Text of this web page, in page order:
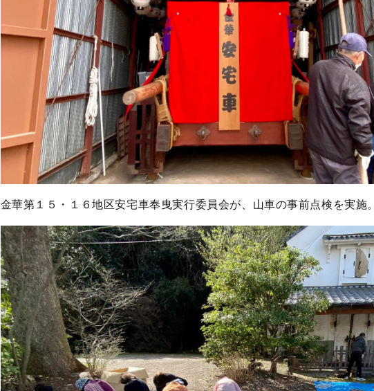
金華第１５・１６地区安宅車奉曳実行委員会が、山車の事前点検を実施。